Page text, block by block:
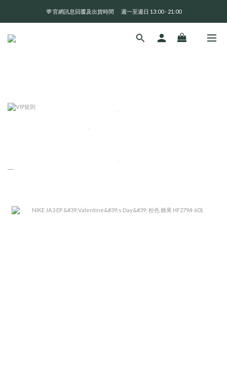
全 館 消 費 滿 三 千 免 運 費 🤘🏻
💬 官網訊息回覆及出貨時間       週一至週日 13:00 - 21:00
全 館 消 費 滿 三 千 免 運 費 🤘🏻